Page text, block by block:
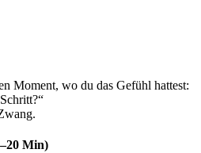
Moment, wo du das Gefühl hattest:
Min)